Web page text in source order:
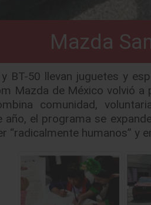
Mazda
BT-50 llevan juguetes y
Mazda de México volvió
comunidad,
año, el programa se
“radicalmente humanos” y